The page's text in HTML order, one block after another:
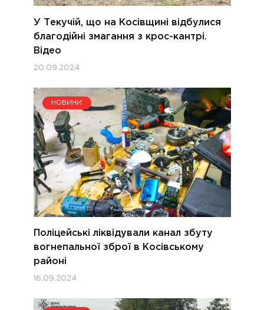
У Текучій, що на Косівщині відбулися
благодійні змагання з крос-кантрі.
Відео
20.09.2024
НОВИНИ
Поліцейські ліквідували канал збуту
вогнепальної зброї в Косівському
районі
16.09.2024